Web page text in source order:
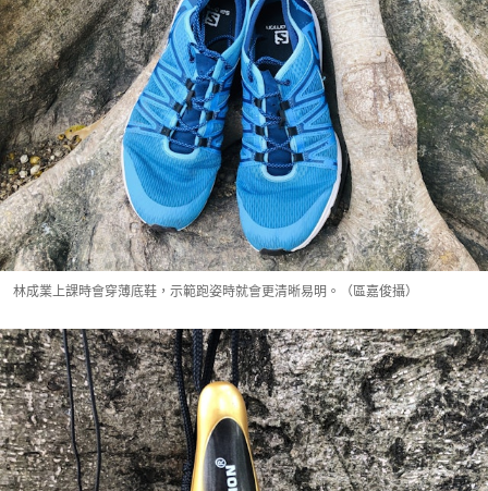
林成業上課時會穿薄底鞋，示範跑姿時就會更清晰易明。（區嘉俊攝）